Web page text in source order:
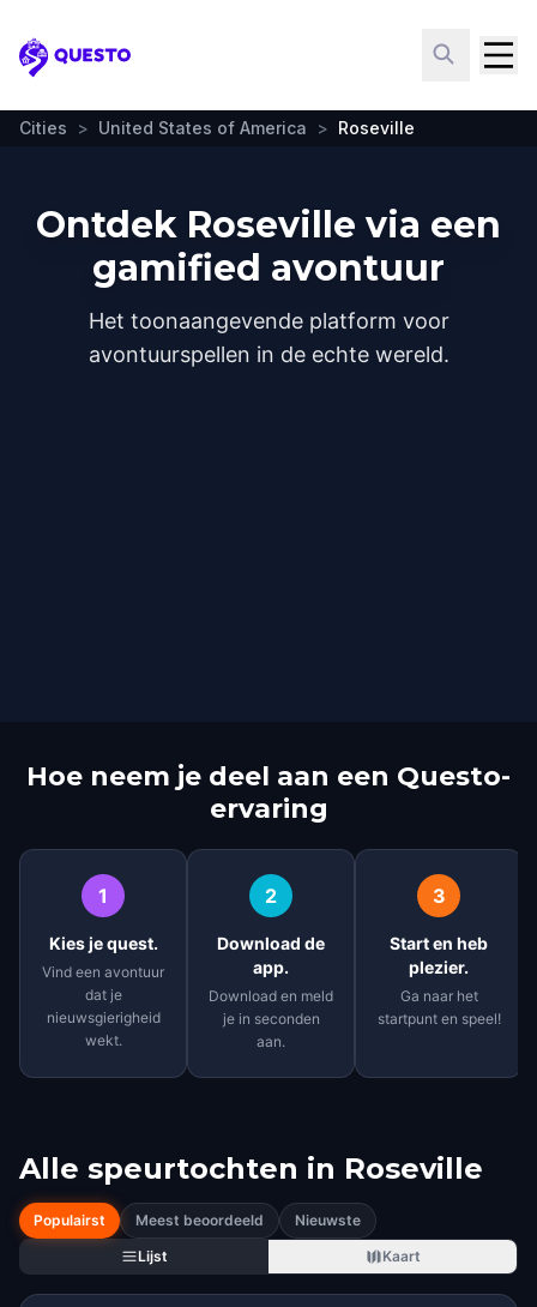
Questo
Cities > United States of America > Roseville
Ontdek Roseville via een
gamified avontuur
Het toonaangevende platform voor
avontuurspellen in de echte wereld.
Hoe neem je deel aan een Questo-
ervaring
1
Kies je quest.
Vind een avontuur
dat je
nieuwsgierigheid
wekt.
2
Download de
app.
Download en meld
je in seconden
aan.
3
Start en heb
plezier.
Ga naar het
startpunt en speel!
Alle speurtochten in Roseville
Populairst Meest beoordeeld
Nieuwste
Lijst
Kaart